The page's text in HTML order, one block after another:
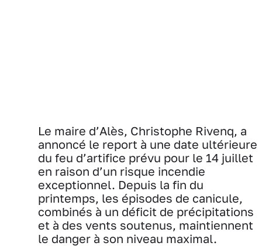
Le maire d’Alès, Christophe Rivenq, a
annoncé le report à une date ultérieure
du feu d’artifice prévu pour le 14 juillet
en raison d’un risque incendie
exceptionnel. Depuis la fin du
printemps, les épisodes de canicule,
combinés à un déficit de précipitations
et à des vents soutenus, maintiennent
le danger à son niveau maximal.